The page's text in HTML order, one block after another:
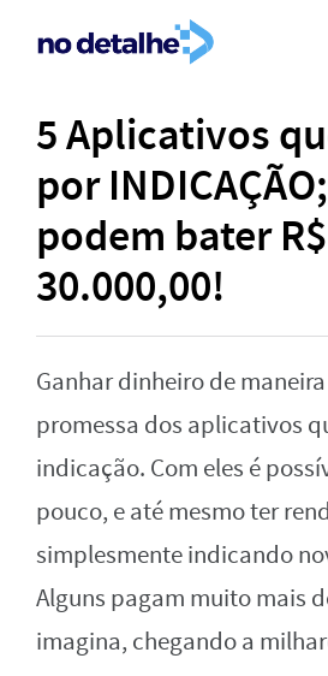
5 Aplicativos
por
podem bater R$
30.000,00!
Ganhar dinheiro de
promessa dos aplicativos
indicação. Com eles é
pouco, e até mesmo ter
simplesmente indicando
Alguns pagam muito mais
imagina, chegando a